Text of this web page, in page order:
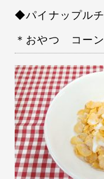
◆パイナップル
＊おやつ コー